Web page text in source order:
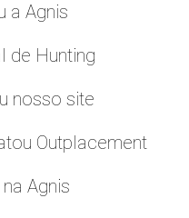
a Agnis
de Hunting
nosso site
Outplacement
Agnis